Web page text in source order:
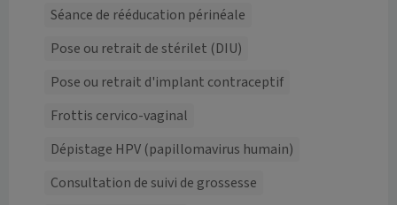
Séance de rééducation périnéale
Pose ou retrait de stérilet (DIU)
Pose ou retrait d'implant contraceptif
Frottis cervico-vaginal
Dépistage HPV (papillomavirus humain)
Consultation de suivi de grossesse